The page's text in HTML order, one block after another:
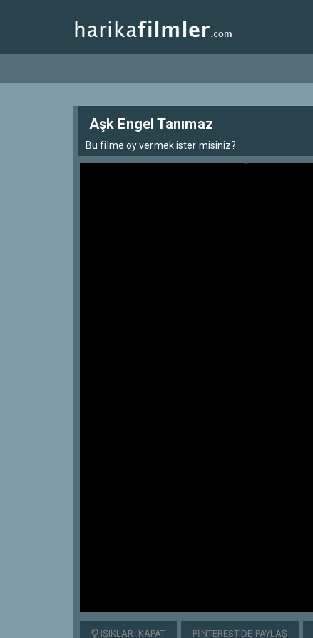
Aşk Engel Tanımaz
Bu filme oy vermek ister misiniz?
IŞIKLARI KAPAT PINTEREST'DE PAYLAŞ